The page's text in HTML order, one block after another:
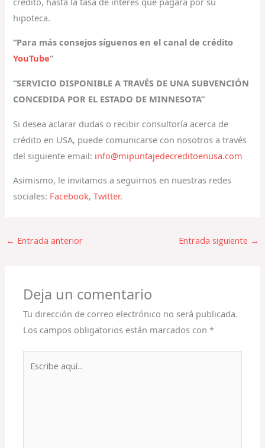
hipoteca.
“Para más consejos síguenos en el canal de crédito
YouTube“
“SERVICIO DISPONIBLE A TRAVÉS DE UNA SUBVENCIÓN
CONCEDIDA POR EL ESTADO DE MINNESOTA”
Si desea aclarar dudas o recibir consultoría acerca de
crédito en USA, puede comunicarse con nosotros a través
del siguiente email: info@mipuntajedecreditoenusa.com
Asimismo, le invitamos a seguirnos en nuestras redes
sociales: Facebook,Twitter.
← Entrada anterior Entrada siguiente →
Deja un comentario
Tu dirección de correo electrónico no será publicada.
Los campos obligatorios están marcados con*